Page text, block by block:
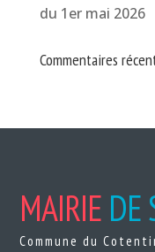
du 1er mai 2026
Commentaires
MAIRIE DE
Commune du